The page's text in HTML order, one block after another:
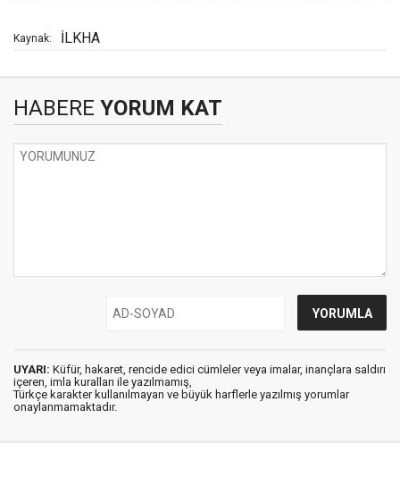
Kaynak: İLKHA
HABERE YORUM KAT
UYARI: Küfür, hakaret, rencide edici cümleler veya imalar, inançlara saldırı
içeren, imla kuralları ile yazılmamış,
Türkçe karakter kullanılmayan ve büyük harflerle yazılmış yorumlar
onaylanmamaktadır.